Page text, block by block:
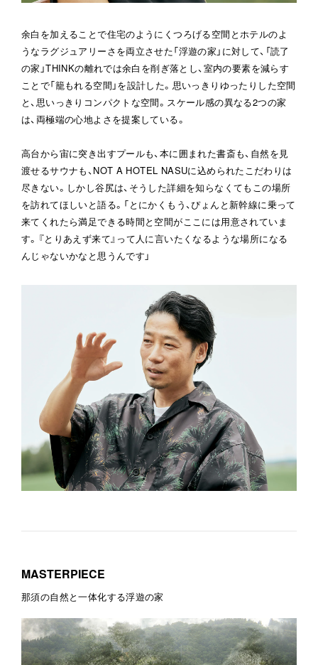
余白を加えることで住宅のようにくつろげる空間とホテルのよ
うなラグジュアリーさを両立させた「浮遊の家」に対して、「読了
の家」THINKの離れでは余白を削ぎ落とし、室内の要素を減らす
ことで「籠もれる空間」を設計した。思いっきりゆったりした空間
と、思いっきりコンパクトな空間。スケール感の異なる2つの家
は、両極端の心地よさを提案している。
高台から宙に突き出すプールも、本に囲まれた書斎も、自然を見
渡せるサウナも、NOT A HOTEL NASUに込められたこだわりは
尽きない。しかし谷尻は、そうした詳細を知らなくてもこの場所
を訪れてほしいと語る。「とにかくもう、ぴょんと新幹線に乗って
来てくれたら満足できる時間と空間がここには用意されていま
す。『とりあえず来て』って人に言いたくなるような場所になる
んじゃないかなと思うんです」
MASTERPIECE
那須の自然と一体化する浮遊の家